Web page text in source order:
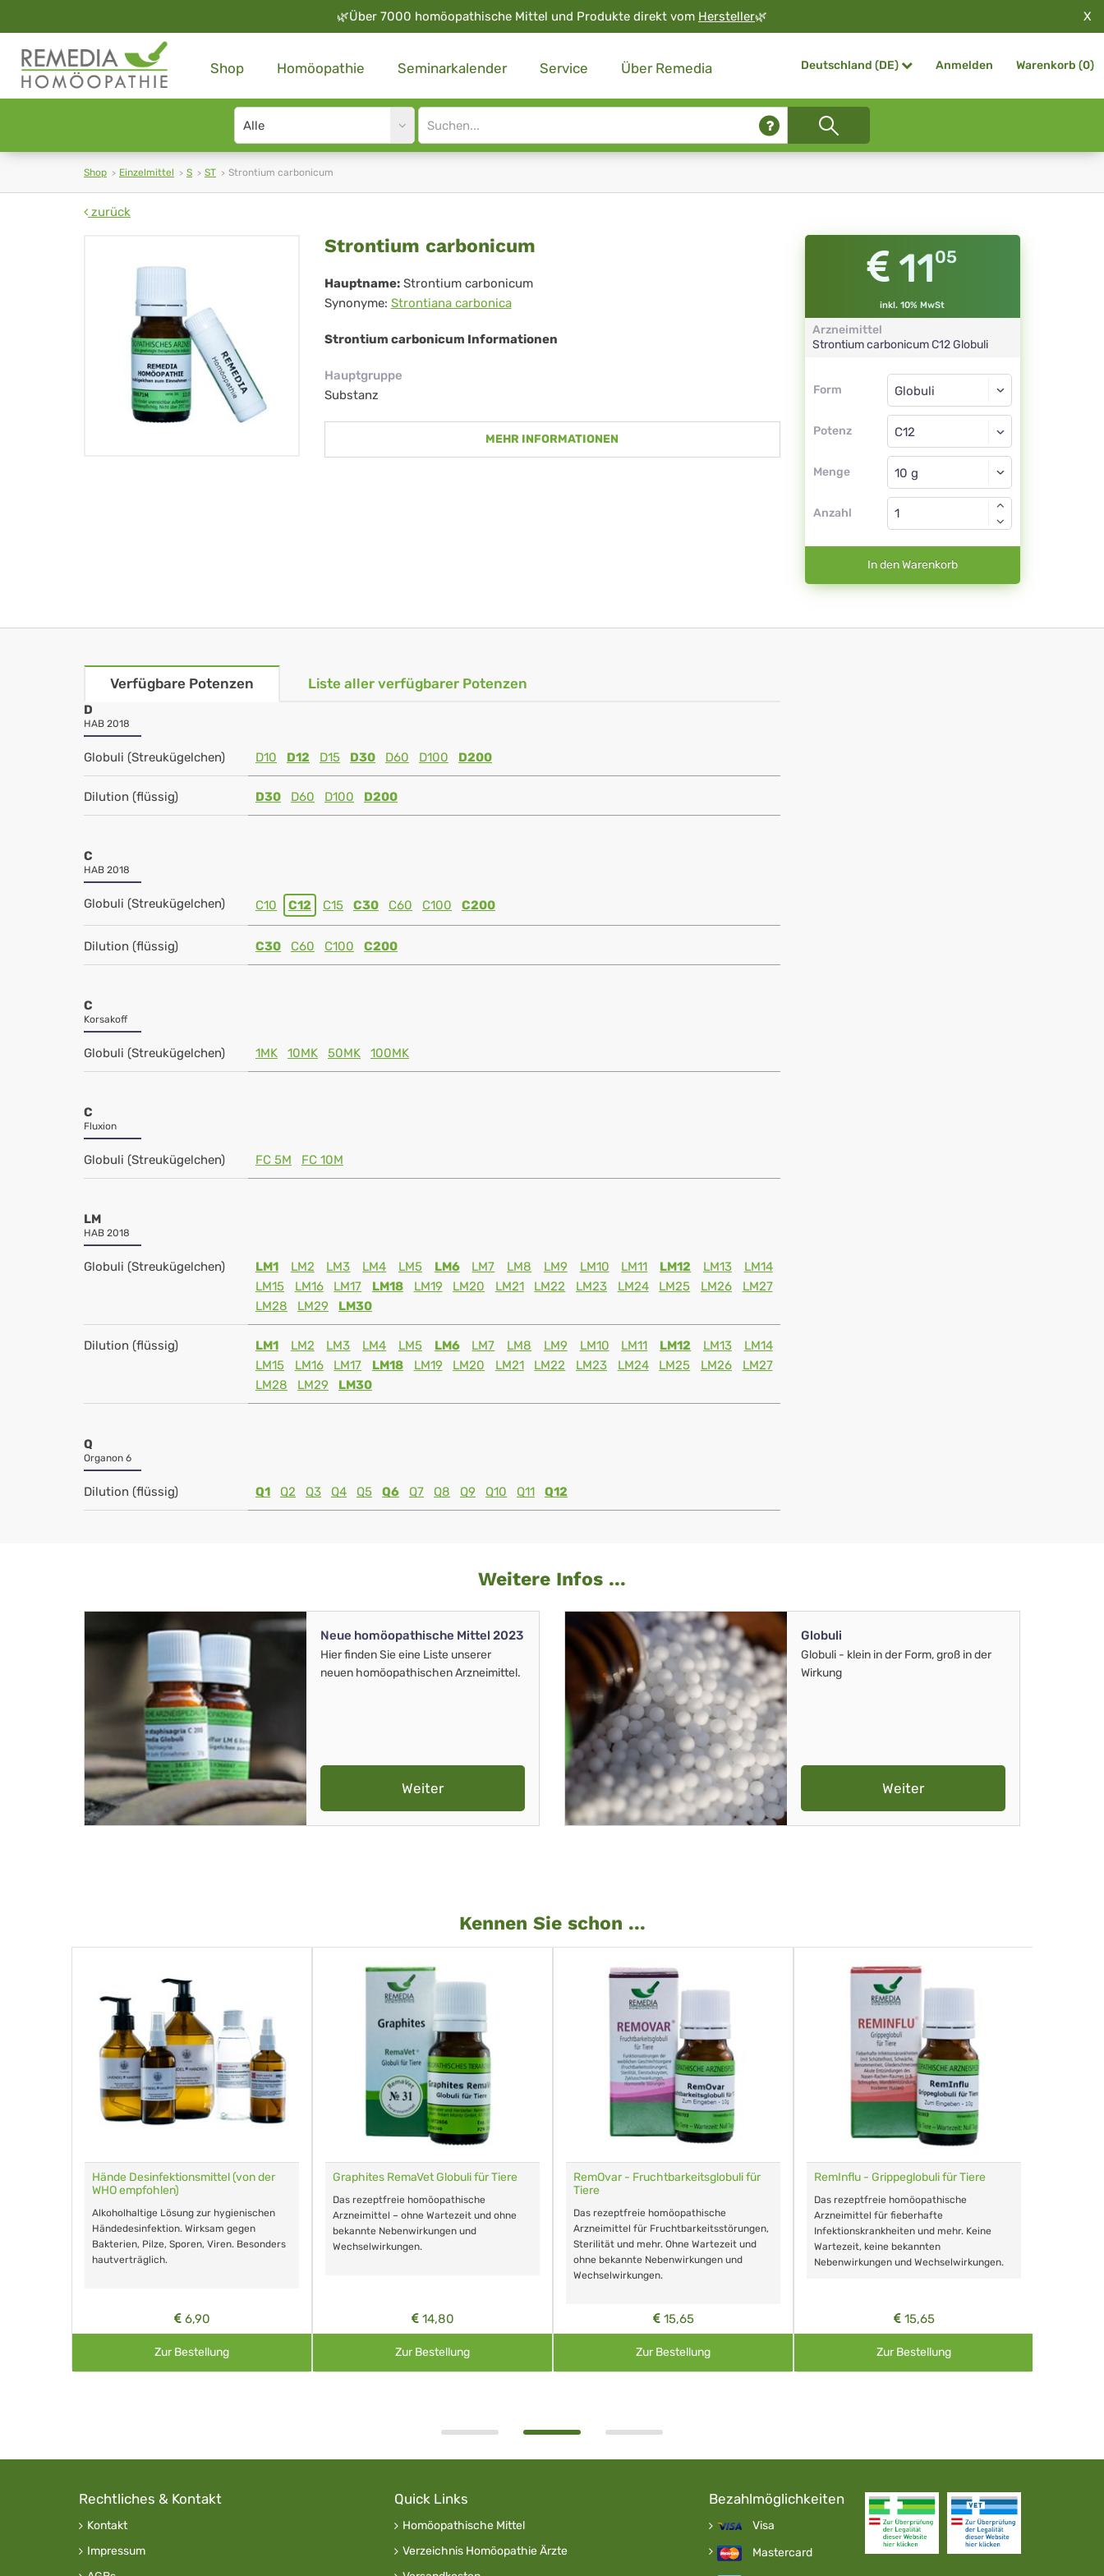
🌿Über 7000 homöopathische Mittel und Produkte direkt vom Hersteller🌿 X
Shop Homöopathie Seminarkalender Service Über Remedia Deutschland (DE) Anmelden Warenkorb (0)
Search
type
Site
search
Shop Einzelmittel S ST Strontium carbonicum
zurück
Strontium
carbonicum
Strontium carbonicum
Hauptname: Strontium carbonicum
Synonyme: Strontiana carbonica
Strontium carbonicum Informationen
Hauptgruppe
Substanz
MEHR INFORMATIONEN
1105
inkl. 10% MwSt
Arzneimittel
Strontium carbonicumC12 Globuli
Form
Form
Potenz
Globuli
C12
Menge
Globuli
Anzahl
In den Warenkorb
Verfügbare Potenzen Liste aller verfügbarer Potenzen
D
HAB 2018
Globuli (Streukügelchen) D10 D12 D15 D30 D60 D100 D200
Dilution (flüssig) D30 D60 D100 D200
C
HAB 2018
Globuli (Streukügelchen) C10 C12 C15 C30 C60 C100 C200
Dilution (flüssig) C30 C60 C100 C200
C
Korsakoff
Globuli (Streukügelchen) 1MK 10MK 50MK 100MK
C
Fluxion
Globuli (Streukügelchen) FC 5M FC 10M
LM
HAB 2018
Globuli (Streukügelchen) LM1 LM2 LM3 LM4 LM5 LM6 LM7 LM8 LM9 LM10 LM11 LM12 LM13
LM14
LM15
LM16 LM17 LM18 LM19 LM20 LM21 LM22 LM23 LM24 LM25 LM26
LM27
LM28
LM29 LM30
Dilution (flüssig) LM1 LM2 LM3 LM4 LM5 LM6 LM7 LM8 LM9 LM10 LM11 LM12 LM13
LM14
LM15
LM16 LM17 LM18 LM19 LM20 LM21 LM22 LM23 LM24 LM25 LM26
LM27
LM28
LM29 LM30
Q
Organon 6
Dilution (flüssig) Q1 Q2 Q3 Q4 Q5 Q6 Q7 Q8 Q9 Q10 Q11 Q12
Weitere Infos ...
Neue homöopathische Mittel 2023
Hier finden Sie eine Liste unserer
neuen homöopathischen Arzneimittel.
Weiter
Globuli
Globuli - klein in der Form, groß in der
Wirkung
Weiter
Kennen Sie schon ...
Hände Desinfektionsmittel (von der
WHO empfohlen)
Alkoholhaltige Lösung zur hygienischen
Händedesinfektion. Wirksam gegen
Bakterien, Pilze, Sporen, Viren. Besonders
hautverträglich.
6,90
Zur Bestellung
Graphites RemaVet Globuli für Tiere
Das rezeptfreie homöopathische
Arzneimittel – ohne Wartezeit und ohne
bekannte Nebenwirkungen und
Wechselwirkungen.
14,80
Zur Bestellung
RemOvar - Fruchtbarkeitsglobuli für
Tiere
Das rezeptfreie homöopathische
Arzneimittel für Fruchtbarkeitsstörungen,
Sterilität und mehr. Ohne Wartezeit und
ohne bekannte Nebenwirkungen und
Wechselwirkungen.
15,65
Zur Bestellung
RemInflu - Grippeglobuli für Tiere
Das rezeptfreie homöopathische
Arzneimittel für fieberhafte
Infektionskrankheiten und mehr. Keine
Wartezeit, keine bekannten
Nebenwirkungen und Wechselwirkungen.
15,65
Zur Bestellung
Rechtliches & Kontakt
Kontakt
Impressum
Quick Links
Homöopathische Mittel
Verzeichnis Homöopathie Ärzte
Bezahlmöglichkeiten
Visa
Mastercard